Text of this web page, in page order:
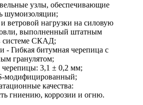
узлы, обеспечивающие
шумоизоляции;
ветровой нагрузки на силовую
выполненный штатным
системе СКАД;
- Гибкая битумная черепица с
гранулятом;
3,1 ± 0,2 мм;
модифицированный;
качества:
гниению, коррозии и огню.